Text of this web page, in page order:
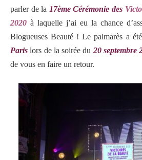
parler de la 17ème Cérémonie des
2020 à laquelle j’ai eu la chance
Blogueuses Beauté ! Le palmarès a
Paris lors de la soirée du 20 septembre
de vous en faire un retour.